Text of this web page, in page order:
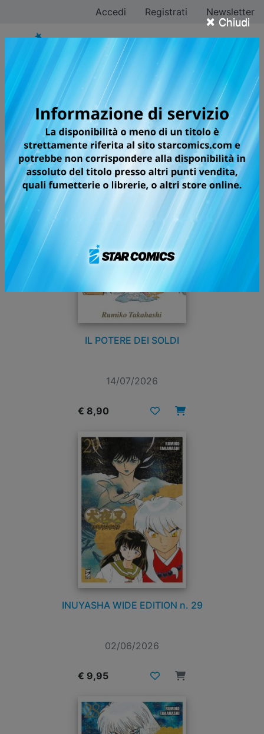
× Chiudi
Accedi Registrati Newsletter
Rumiko Takahashi
Tutti i fumetti
IL POTERE DEI SOLDI
14/07/2026
€ 8,90
INUYASHA WIDE EDITION n. 29
02/06/2026
€ 9,95